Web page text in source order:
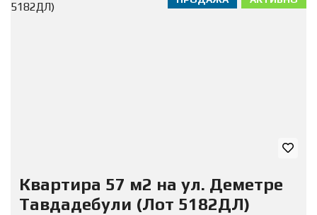
Квартира 57 м2 на ул. Деметре
Тавдадебули (Лот 5182ДЛ)